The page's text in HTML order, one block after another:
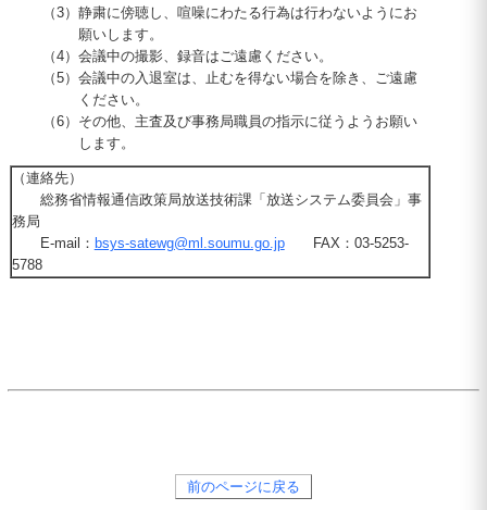
（3） 静粛に傍聴し、喧噪にわたる行為は行わないようにお
願いします。
（4） 会議中の撮影、録音はご遠慮ください。
（5） 会議中の入退室は、止むを得ない場合を除き、ご遠慮
ください。
（6） その他、主査及び事務局職員の指示に従うようお願い
します。
（連絡先）
総務省情報通信政策局放送技術課「放送システム委員会」事
務局
E-mail： bsys-satewg@ml.soumu.go.jpFAX：03-5253-
5788
前のページに戻る